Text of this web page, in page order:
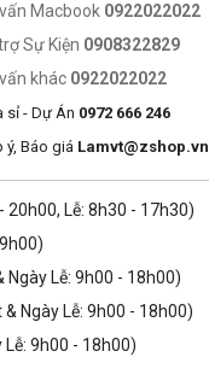
Macbook 0922022022
Sự Kiện 0908322829
khác 0922022022
sỉ - Dự Án 0972 666 246
ý, Báo giá Lamvt@zshop.vn
20h00, Lễ: 8h30 - 17h30)
Ngày Lễ: 9h00 - 18h00)
& Ngày Lễ: 9h00 - 18h00)
Lễ: 9h00 - 18h00)